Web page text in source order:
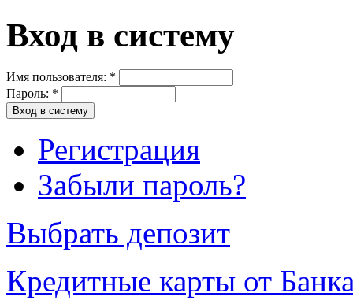
Вход в систему
Имя пользователя: *
Пароль: *
Регистрация
Забыли пароль?
Выбрать депозит
Кредитные карты от